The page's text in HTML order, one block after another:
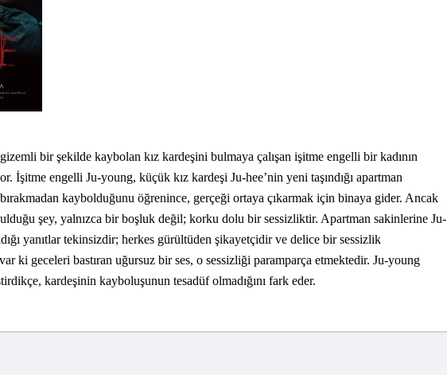
bir şekilde kaybolan kız kardeşini bulmaya çalışan işitme engelli bir kadının
İşitme engelli Ju-young, küçük kız kardeşi Ju-hee’nin yeni taşındığı apartman
kaybolduğunu öğrenince, gerçeği ortaya çıkarmak için binaya gider. Ancak
şey, yalnızca bir boşluk değil; korku dolu bir sessizliktir. Apartman sakinlerine Ju-
yanıtlar tekinsizdir; herkes gürültüden şikayetçidir ve delice bir sessizlik
ki geceleri bastıran uğursuz bir ses, o sessizliği paramparça etmektedir. Ju-young
kardeşinin kayboluşunun tesadüf olmadığını fark eder.